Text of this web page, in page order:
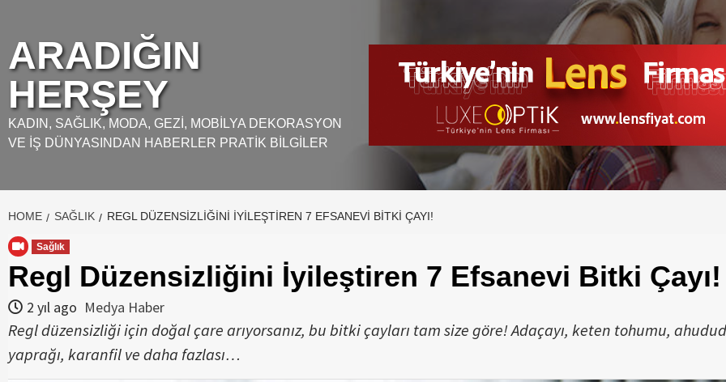
content
ARADIĞIN
HERŞEY
KADIN, SAĞLIK, MODA, GEZI, MOBILYA DEKORASYON
VE İŞ DÜNYASINDAN HABERLER PRATIK BILGILER
HOME SAĞLIK REGL DÜZENSIZLIĞINI İYILEŞTIREN 7 EFSANEVI BITKI ÇAYI!
Sağlık
Regl Düzensizliğini İyileştiren 7 Efsanevi Bitki Çayı!
2 yıl ago Medya Haber
Regl düzensizliği için doğal çare arıyorsanız, bu bitki çayları tam size göre! Adaçayı, keten tohumu,
yaprağı, karanfil ve daha fazlası…